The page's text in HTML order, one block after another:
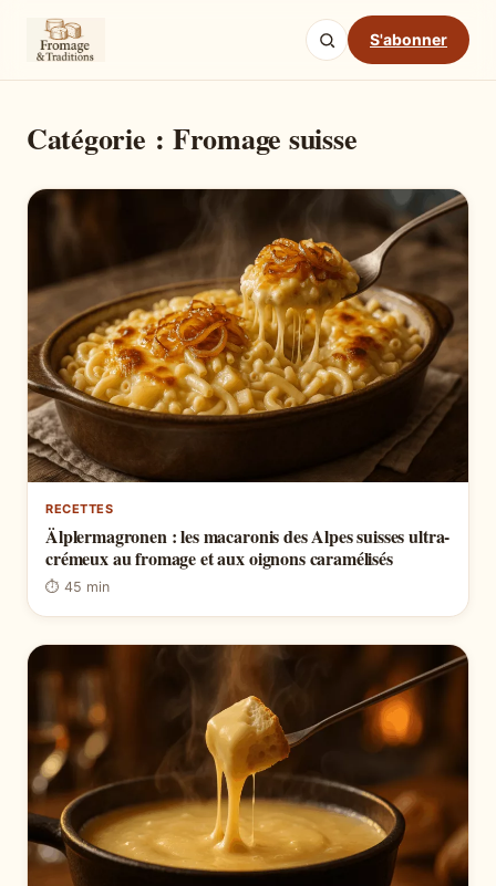
S'abonner
Catégorie : Fromage suisse
RECETTES
Älplermagronen : les macaronis des Alpes suisses ultra-
crémeux au fromage et aux oignons caramélisés
⏱ 45 min